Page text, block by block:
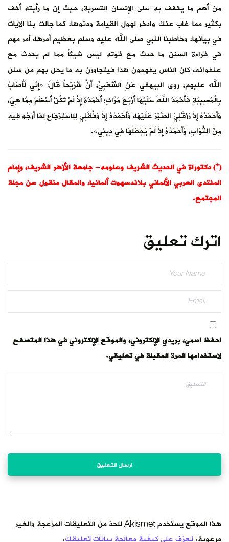
من أهم ما يخفف به على الإنسان التسرية، حيث إن ما رأيته أخف
بكثير مما غاب عنك وادخر لهول القيامة ودنوها، كما جالت بنا الآيات
في بيانها، وخاطبنا النبي صلى الله عليه وسلم بعظيم أمرها، أمر مهم
في قراءة السنن ما حدث مع قوته ليس شيئاً مما لم يحدث مع
عنفوانه، كان الناس يفهمون هذا فيتجاوزن به ما يحل بهم من سنن
الله عليهم، روى البيهقي عَنِ الشَّعْبِيِّ، أَنَّ شُرَيْحاً قَالَ: «إِنِّي لَأُصَابُ
بِالْمُصِيبَةِ فَأَحْمَدُ اللهَ عَلَيْهَا أَرْبَعَ مَرَّاتٍ؛ أَحْمَدُهُ إِذْ لَمْ تَكُنْ أَعْظَمَ مِمَّا هِيَ،
وَأَحْمَدُهُ إِذْ رَزَقَنِيَ الصَّبْرَ عَلَيْهَا، وَأَحْمَدُهُ إِذْ وَفَّقَنِي لِلِاسْتِرْجَاعِ لِمَا أَرْجُو فِيهِ
مِنَ الثَّوَابِ، وَأَحْمَدُهُ إِذْ لَمْ يَجْعَلْهَا فِي دِينِي».
(*) دكتوراة في الحديث الشريف وعلومه- جامعة الأزهر الشريف، وإمام
المنتدى العربي الألماني بلاندسهوت ألمانيا، والمقال منقول عن مجلة
المجتمع.
اترك تعليق
احفظ اسمي، بريدي الإلكتروني، والموقع الإلكتروني في هذا المتصفح
لاستخدامها المرة المقبلة في تعليقي.
هذا الموقع يستخدم Akismet للحدّ من التعليقات المزعجة والغير
مرغوبة.تعرّف على كيفية معالجة بيانات تعليقك.